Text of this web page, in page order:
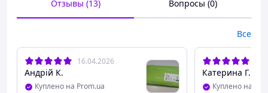
Отзывы (13) Вопросы (0)
Все
16.04.2026
Андрій К.
Куплено на Prom.ua
Катерина Г.
Куплено на